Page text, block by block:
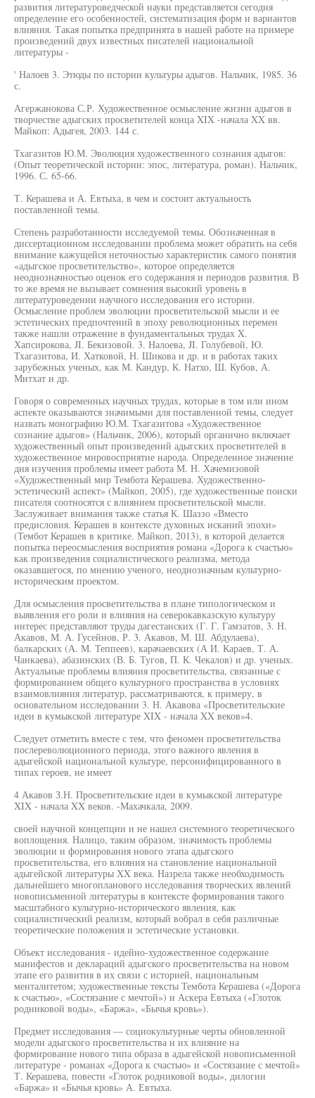
развития литературоведческой науки представляется сегодня
определение его особенностей, систематизация форм и вариантов
влияния. Такая попытка предпринята в нашей работе на примере
произведений двух известных писателей национальной
литературы -
' Налоев 3. Этюды по истории культуры адыгов. Нальчик, 1985. 36
с.
Агержанокова С.Р. Художественное осмысление жизни адыгов в
творчестве адыгских просветителей конца XIX -начала XX вв.
Майкоп: Адыгея, 2003. 144 с.
Тхагазитов Ю.М. Эволюция художественного сознания адыгов:
(Опыт теоретической истории: эпос, литература, роман). Нальчик,
1996. С. 65-66.
Т. Керашева и А. Евтыха, в чем и состоит актуальность
поставленной темы.
Степень разработанности исследуемой темы. Обозначенная в
диссертационном исследовании проблема может обратить на себя
внимание кажущейся неточностью характеристик самого понятия
«адыгское просветительство», которое определяется
неоднозначностью оценок его содержания и периодов развития. В
то же время не вызывает сомнения высокий уровень в
литературоведении научного исследования его истории.
Осмысление проблем эволюции просветительской мысли и ее
эстетических предпочтений в эпоху революционных перемен
также нашли отражение в фундаментальных трудах X.
Хапсирокова, JI. Бекизовой. 3. Налоева, JI. Голубевой, Ю.
Тхагазитова, И. Хатковой, Н. Шикова и др. и в работах таких
зарубежных ученых, как М. Кандур, К. Натхо, Ш. Кубов, А.
Митхат и др.
Говоря о современных научных трудах, которые в том или ином
аспекте оказываются значимыми для поставленной темы, следует
назвать монографию Ю.М. Тхагазитова «Художественное
сознание адыгов» (Нальчик, 2006), который органично включает
художественный опыт произведений адыгских просветителей в
художественное мировосприятие народа. Определенное значение
дня изучения проблемы имеет работа М. Н. Хачемизовой
«Художественный мир Тембота Керашева. Художественно-
эстетический аспект» (Майкоп, 2005), где художественные поиски
писателя соотносятся с влиянием просветительской мысли.
Заслуживает внимания также статья К. Шаззо «Вместо
предисловия. Керашев в контексте духовных исканий эпохи»
(Тембот Керашев в критике. Майкоп, 2013), в которой делается
попытка переосмысления восприятия романа «Дорога к счастью»
как произведения социалистического реализма, метода
оказавшегося, по мнению ученого, неоднозначным культурно-
историческим проектом.
Для осмысления просветительства в плане типологическом и
выявления его роли и влияния на северокавказскую культуру
интерес представляют труды дагестанских (Г. Г. Гамзатов, 3. Н.
Акавов, М. А. Гусейнов, Р. 3. Акавов, М. Ш. Абдулаева),
балкарских (А. М. Теппеев), карачаевских (А И. Караев, Т. А.
Чанкаева), абазинских (В. Б. Тугов, П. К. Чекалов) и др. ученых.
Актуальные проблемы влияния просветительства, связанные с
формированием общего культурного пространства в условиях
взаимовлияния литератур, рассматриваются, к примеру, в
основательном исследовании 3. Н. Акавова «Просветительские
идеи в кумыкской литературе XIX - начала XX веков»4.
Следует отметить вместе с тем, что феномен просветительства
послереволюционного периода, этого важного явления в
адыгейской национальной культуре, персонифицированного в
типах героев, не имеет
4 Акавов З.Н. Просветительские идеи в кумыкской литературе
XIX - начала XX веков. -Махачкала, 2009.
своей научной концепции и не нашел системного теоретического
воплощения. Налицо, таким образом, значимость проблемы
эволюции и формирования нового этапа адыгского
просветительства, его влияния на становление национальной
адыгейской литературы XX века. Назрела также необходимость
дальнейшего многопланового исследования творческих явлений
новописьменной литературы в контексте формирования такого
масштабного культурно-исторического явления, как
социалистический реализм, который вобрал в себя различные
теоретические положения и эстетические установки.
Объект исследования - идейно-художественное содержание
манифестов и деклараций адыгского просветительства на новом
этапе его развития в их связи с историей, национальным
менталитетом; художественные тексты Тембота Керашева («Дорога
к счастью», «Состязание с мечтой») и Аскера Евтыха («Глоток
родниковой воды», «Баржа», «Бычья кровь»).
Предмет исследования — социокультурные черты обновленной
модели адыгского просветительства и их влияние на
формирование нового типа образа в адыгейской новописьменной
литературе - романах «Дорога к счастью» и «Состязание с мечтой»
Т. Керашева, повести «Глоток родниковой воды», дилогии
«Баржа» и «Бычья кровь» А. Евтыха.